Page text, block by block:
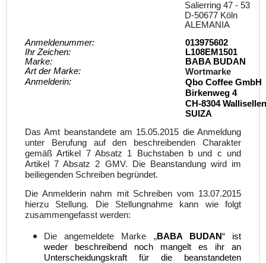
Salierring 47 - 53
D-50677 Köln
ALEMANIA
Anmeldenummer:
013975602
Ihr Zeichen:
L108EM1501
Marke:
BABA BUDAN
Art der Marke:
Wortmarke
Anmelderin:
Qbo Coffee GmbH
Birkenweg 4
CH-8304 Wallisellen
SUIZA
Das Amt beanstandete am 15.05.2015 die Anmeldung
unter Berufung auf den beschreibenden Charakter
gemäß Artikel 7 Absatz 1 Buchstaben b und c und
Artikel 7 Absatz 2 GMV. Die Beanstandung wird im
beiliegenden Schreiben begründet.
Die Anmelderin nahm mit Schreiben vom 13.07.2015
hierzu Stellung. Die Stellungnahme kann wie folgt
zusammengefasst werden:
Die angemeldete Marke „BABA BUDAN“ ist
weder beschreibend noch mangelt es ihr an
Unterscheidungskraft für die beanstandeten